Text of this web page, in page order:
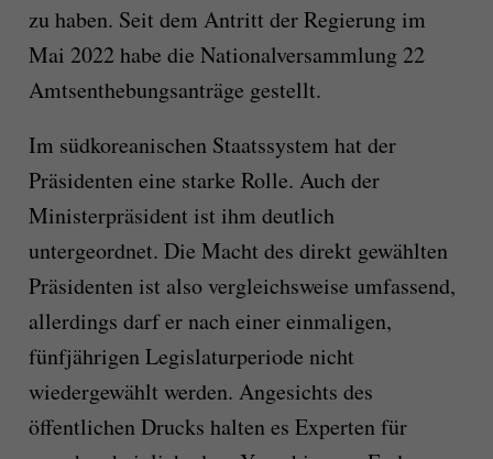
zu haben. Seit dem Antritt der Regierung im
Mai 2022 habe die Nationalversammlung 22
Amtsenthebungsanträge gestellt.
Im südkoreanischen Staatssystem hat der
Präsidenten eine starke Rolle. Auch der
Ministerpräsident ist ihm deutlich
untergeordnet. Die Macht des direkt gewählten
Präsidenten ist also vergleichsweise umfassend,
allerdings darf er nach einer einmaligen,
fünfjährigen Legislaturperiode nicht
wiedergewählt werden. Angesichts des
öffentlichen Drucks halten es Experten für